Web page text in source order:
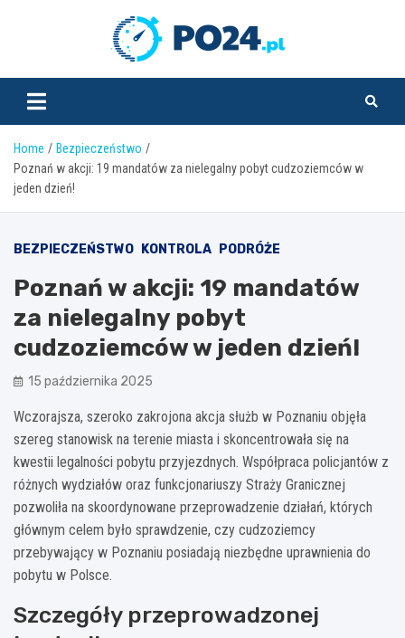
Home
Bezpieczeństwo
Poznań w akcji: 19 mandatów za nielegalny pobyt cudzoziemców w
jeden dzień!
BEZPIECZEŃSTWO KONTROLA PODRÓŻE
Poznań w akcji: 19 mandatów
za nielegalny pobyt
cudzoziemców w jeden dzień!
15 października 2025
Wczorajsza, szeroko zakrojona akcja służb w Poznaniu objęła
szereg stanowisk na terenie miasta i skoncentrowała się na
kwestii legalności pobytu przyjezdnych. Współpraca policjantów z
różnych wydziałów oraz funkcjonariuszy Straży Granicznej
pozwoliła na skoordynowane przeprowadzenie działań, których
głównym celem było sprawdzenie, czy cudzoziemcy
przebywający w Poznaniu posiadają niezbędne uprawnienia do
pobytu w Polsce.
Szczegóły przeprowadzonej